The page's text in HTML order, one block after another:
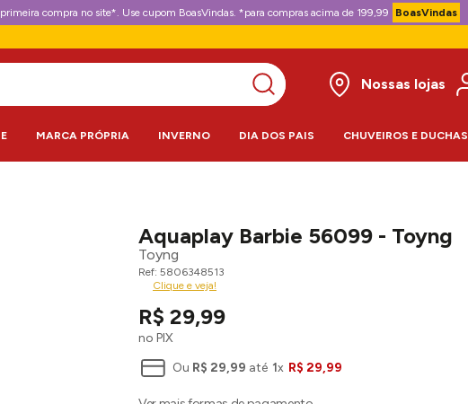
compra no site*. Use cupom BoasVindas. *para compras acima de 199,99 BoasVindas
Nossas lojas
MARCA PRÓPRIA INVERNO DIA DOS PAIS CHUVEIROS E DUCHAS
Aquaplay Barbie 56099 - Toyng
Toyng
5806348513
Clique e veja!
R$ 29,99
no PIX
Ou R$ 29,99 até 1x R$ 29,99